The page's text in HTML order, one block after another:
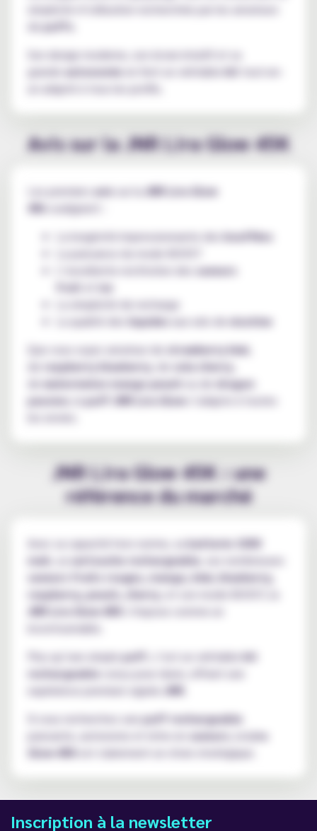
simplicité d’utilisation recherchée par les amateurs
puffs
Son design moderne, son écran intuitif et sa
autonomie kit
tout-en-
un adapté à tous les profils.
Avis sur la JNR Lira Glow 45K
Les premiers avis sur la JNR Lira Glow
45k
soulignent :
La longévité impressionnante desbouffées
saveurs
fruit
ice
La simplicité de recharge
liquides aux sels de nicotine
Que vous soyez amateur de
strawberry kiwi
raspberry blueberry cola cherry
watermelon mango peach
dragon
passion
puff JNR Lira Glow
s’adapte à toutes
JNR Lira Glow 45K : une
référence du marché
Avec sa capacité hors norme, sabatterie 1000
mah
cartouche rechargeable
, ses nombreuses
saveurs fruits rouges, mango, kiwi, blueberry,
raspberry, peach, cherry
JNR Lira Glow 45K
Plus qu’une simplepuff , c’est un véritablekit
rechargeable
expérience premium signée
JNR
Si vous recherchez unepuff rechargeable
saveurs
Lira
Glow 45K
est clairement un choix stratégique.
Inscription à la newsletter